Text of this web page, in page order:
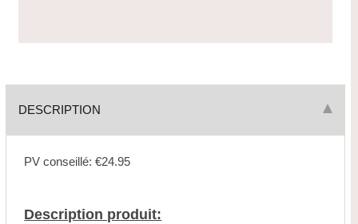
DESCRIPTION
PV conseillé: €24.95
Description produit: